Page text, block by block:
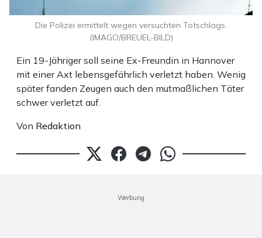
Ein 19-Jähriger soll seine Ex-Freundin in Hannover
mit einer Axt lebensgefährlich verletzt haben. Wenig
später fanden Zeugen auch den mutmaßlichen Täter
schwer verletzt auf.
Von Redaktion
Die Polizei ermittelt wegen versuchten Totschlags.
(IMAGO/BREUEL-BILD)
Werbung